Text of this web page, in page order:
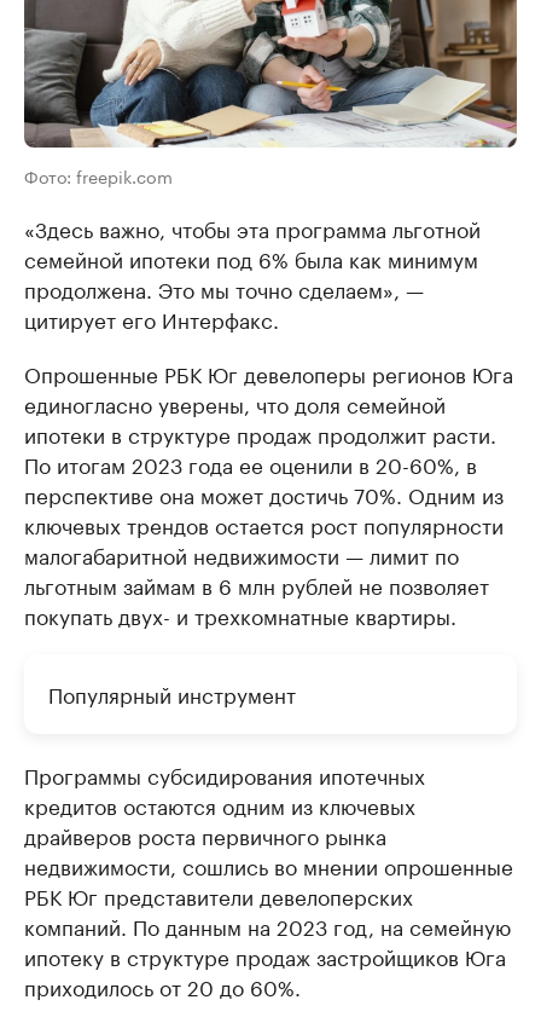
Фото: freepik.com
«Здесь важно, чтобы эта программа льготной
семейной ипотеки под 6% была как минимум
продолжена. Это мы точно сделаем», —
цитирует его Интерфакс.
Опрошенные РБК Юг девелоперы регионов Юга
единогласно уверены, что доля семейной
ипотеки в структуре продаж продолжит расти.
По итогам 2023 года ее оценили в 20-60%, в
перспективе она может достичь 70%. Одним из
ключевых трендов остается рост популярности
малогабаритной недвижимости — лимит по
льготным займам в 6 млн рублей не позволяет
покупать двух- и трехкомнатные квартиры.
Популярный инструмент
Программы субсидирования ипотечных
кредитов остаются одним из ключевых
драйверов роста первичного рынка
недвижимости, сошлись во мнении опрошенные
РБК Юг представители девелоперских
компаний. По данным на 2023 год, на семейную
ипотеку в структуре продаж застройщиков Юга
приходилось от 20 до 60%.